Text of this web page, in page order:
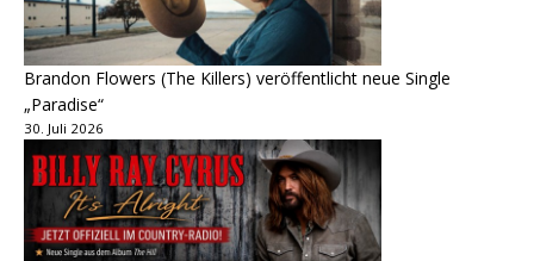
Brandon Flowers (The Killers) veröffentlicht neue Single
„Paradise“
30. Juli 2026